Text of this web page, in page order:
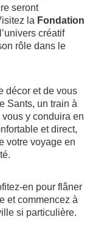
seront
la Fondation
créatif
rôle dans le
décor et de vous
Sants, un train à
y conduira en
et direct,
votre voyage en
en pour flâner
et commencez à
si particulière.